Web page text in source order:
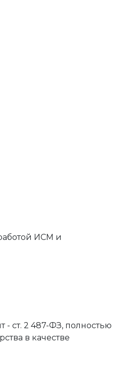
ИСМ и
ст. 2 487-ФЗ, полностью
в качестве